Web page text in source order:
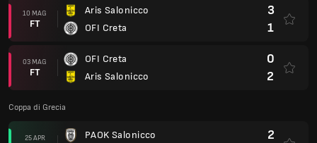
10 MAG
FT
Aris Salonicco
OFI Creta
3
1
03 MAG
FT
OFI Creta
Aris Salonicco
0
2
Coppa di Grecia
25 APR
PAOK Salonicco
2